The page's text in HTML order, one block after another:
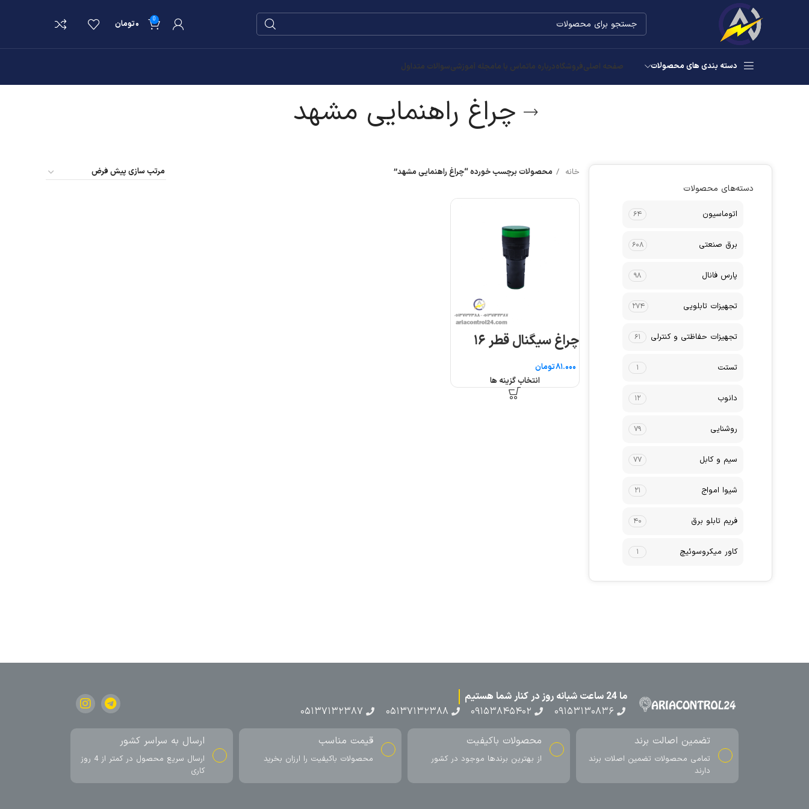
0 ۰تومان
دسته بندی های محصولات صفحه اصلیفروشگاهدرباره ماتماس با مامجله آموزشیسوالات متداول
چراغ راهنمایی مشهد
دسته‌های محصولات
اتوماسیون ۶۴
برق صنعتی ۶۰۸
پارس فانال ۹۸
تجهیزات تابلویی ۲۷۴
تجهیزات حفاظتی و کنترلی ۶۱
تستت ۱
دانوب ۱۲
روشنایی ۷۹
سیم و کابل ۷۷
شیوا امواج ۲۱
فریم تابلو برق ۴۰
کاور میکروسوئیچ ۱
خانه محصولات برچسب خورده “چراغ راهنمایی مشهد”
چراغ سیگنال قطر ۱۶
تومان
انتخاب گزینه ها
ما 24 ساعت شبانه روز در کنار شما هستیم
۰۹۱۵۳۱۳۰۸۳۶
۰۹۱۵۳۸۴۵۴۰۲ ۰۵۱۳۷۱۳۲۳۸۸ ۰۵۱۳۷۱۳۲۳۸۷
تضمین اصالت برند
تمامی محصولات تضمین اصلات برند
دارند
محصولات باکیفیت
از بهترین برندها موجود در کشور
قیمت مناسب
محصولات باکیفیت را ارزان بخرید
ارسال به سراسر کشور
ارسال سریع محصول در کمتر از 4 روز
کاری